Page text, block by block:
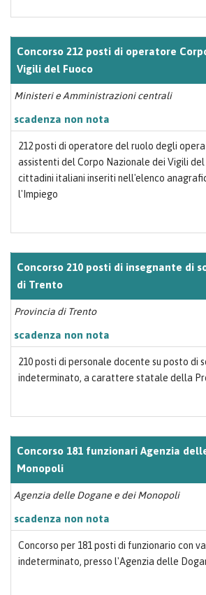
Concorso 212 posti di operatore
Vigili del Fuoco
Ministeri e Amministrazioni centrali
scadenza non nota
212 posti di operatore del ruolo degli
assistenti del Corpo Nazionale dei Vigili
cittadini italiani inseriti nell'elenco
l'Impiego
Concorso 210 posti di insegnante di
di Trento
Provincia di Trento
scadenza non nota
210 posti di personale docente su posto di
indeterminato, a carattere statale della
Concorso 181 funzionari Agenzia
Monopoli
Agenzia delle Dogane e dei Monopoli
scadenza non nota
Concorso per 181 posti di funzionario con
indeterminato, presso l'Agenzia delle